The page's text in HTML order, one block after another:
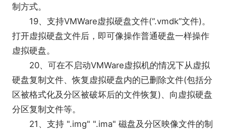
制方式。
19、支持VMWare虚拟硬盘文件(“.vmdk”文件)。
打开虚拟硬盘文件后，即可像操作普通硬盘一样操作
虚拟硬盘。
20、可在不启动VMWare虚拟机的情况下从虚拟
硬盘复制文件、恢复虚拟硬盘内的已删除文件(包括分
区被格式化及分区被破坏后的文件恢复)、向虚拟硬盘
分区复制文件等。
21、支持 ".img" ".ima" 磁盘及分区映像文件的制